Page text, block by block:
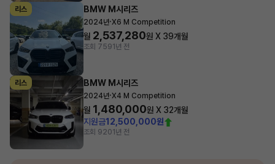
리스 BMW M시리즈
2024년·X6 M Competition
월 2,537,280원 X 39개월
조회 7591년 전
리스 BMW M시리즈
2024년·X4 M Competition
월 1,480,000원 X 32개월
지원금12,500,000원
조회 9201년 전